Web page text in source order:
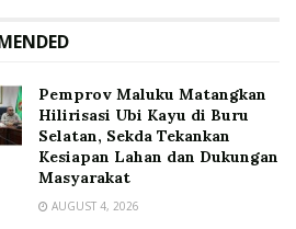
‎Pemprov Maluku Matangkan
Hilirisasi Ubi Kayu di Buru
Selatan, Sekda Tekankan
Kesiapan Lahan dan Dukungan
Masyarakat
AUGUST 4, 2026